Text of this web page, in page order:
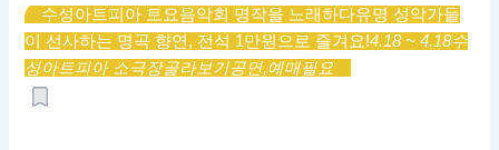
수성아트피아 토요음악회 명작을 노래하다유명 성악가들
이 선사하는 명곡 향연, 전석 1만원으로 즐겨요!4.18 ~ 4.18수
성아트피아 소극장골라보기공연,예매필요